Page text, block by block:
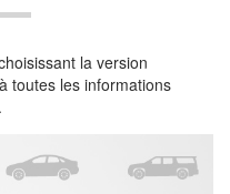
la version
toutes les informations